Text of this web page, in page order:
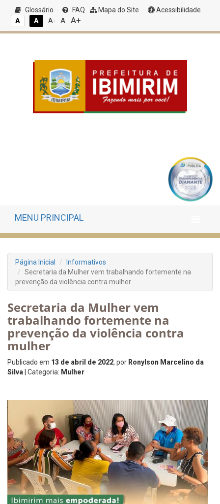
Glossário FAQ Mapa do Site
Acessibilidade
A
A A- A A+
MENU PRINCIPAL
Página Inicial
Informativos
Secretaria da Mulher vem trabalhando fortemente na
prevenção da violência contra mulher
Secretaria da Mulher vem
trabalhando fortemente na
prevenção da violência contra
mulher
Publicado em 13 de abril de 2022, por Ronylson Marcelino da
Silva | Categoria: Mulher